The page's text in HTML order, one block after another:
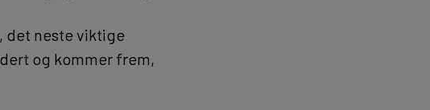
det neste viktige
og kommer frem,